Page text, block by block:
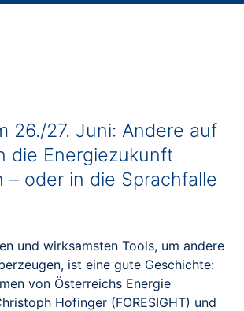
26./27. Juni: Andere auf
die Energiezukunft
– oder in die Sprachfalle
und wirksamsten Tools, um andere
ist eine gute Geschichte:
von Österreichs Energie
Hofinger (FORESIGHT) und